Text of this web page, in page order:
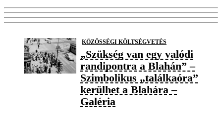
KÖZÖSSÉGI KÖLTSÉGVETÉS
„Szükség van egy valódi
randipontra a Blahán” –
Szimbolikus „találkaóra”
kerülhet a Blahára –
Galéria